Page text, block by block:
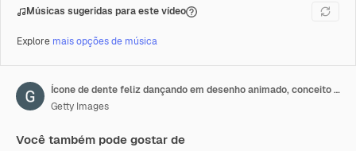
Músicas sugeridas para este vídeo
Explore mais opções de música
Ícone de dente feliz dançando em desenho animado, conceito de dentes saudáveis, loop em fundo azul
Getty Images
Você também pode gostar de